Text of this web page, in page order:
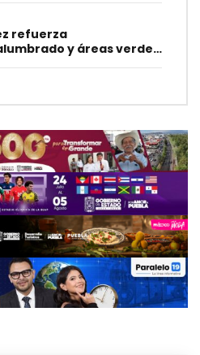
refuerza
y áreas verdes